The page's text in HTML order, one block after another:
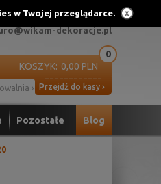
w Twojej przeglądarce.
56 44 452 lub 661 440 819
dekoracje.pl
KOSZYK: 0,00 PLN
0
› Przejdź do kasy ›
Pozostałe Blog